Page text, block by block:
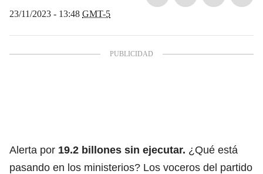
23/11/2023 - 13:48 GMT-5
Alerta por 19.2 billones sin ejecutar. ¿Qué está
pasando en los ministerios? Los voceros del partido